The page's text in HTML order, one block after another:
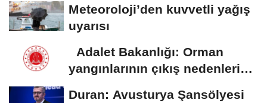
Meteoroloji’den kuvvetli yağış
uyarısı
Adalet Bakanlığı: Orman
yangınlarının çıkış nedenleri
Duran: Avusturya Şansölyesi